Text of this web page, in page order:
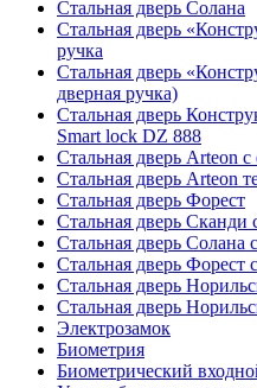
Стальная дверь Солана
Стальная дверь
ручка
Стальная дверь
дверная ручка)
Стальная дверь
Smart lock DZ 888
Стальная дверь Arteon
Стальная дверь Arteon
Стальная дверь Форест
Стальная дверь Сканди
Стальная дверь Солана
Стальная дверь Форест
Стальная дверь
Стальная дверь
Электрозамок
Биометрия
Биометрический